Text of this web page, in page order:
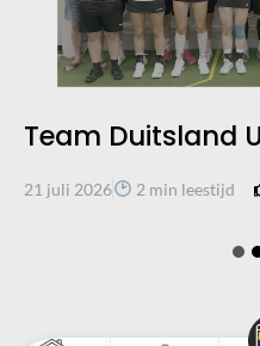
Team Duitsland
21 juli 2026 2 min leestijd